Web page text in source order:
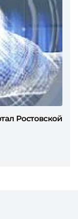
Ростовской